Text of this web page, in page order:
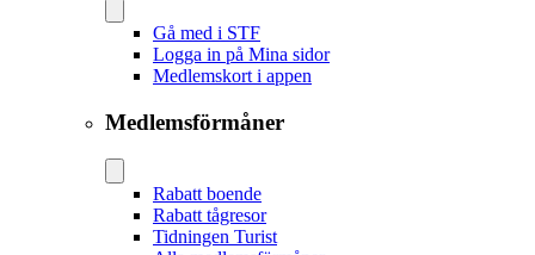
Gå med i STF
Logga in på Mina sidor
Medlemskort i appen
Medlemsförmåner
Rabatt boende
Rabatt tågresor
Tidningen Turist